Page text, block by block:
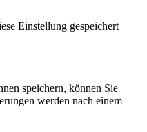
Einstellung gespeichert
speichern, können Sie
werden nach einem